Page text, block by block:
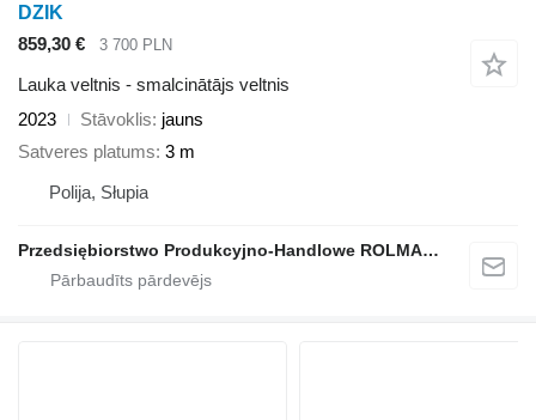
DZIK
859,30 €
3 700 PLN
Lauka veltnis - smalcinātājs veltnis
2023
Stāvoklis jauns
Satveres platums 3 m
Polija, Słupia
Przedsiębiorstwo Produkcyjno-Handlowe ROLMAPOL Marcin Dziekan